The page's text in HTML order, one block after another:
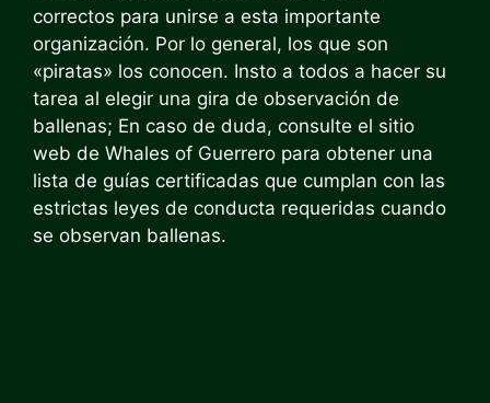
correctos para unirse a esta importante
organización. Por lo general, los que son
«piratas» los conocen. Insto a todos a hacer su
tarea al elegir una gira de observación de
ballenas; En caso de duda, consulte el sitio
web de Whales of Guerrero para obtener una
lista de guías certificadas que cumplan con las
estrictas leyes de conducta requeridas cuando
se observan ballenas.